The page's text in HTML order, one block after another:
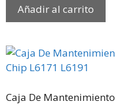
Añadir al carrito
Caja De Mantenimiento